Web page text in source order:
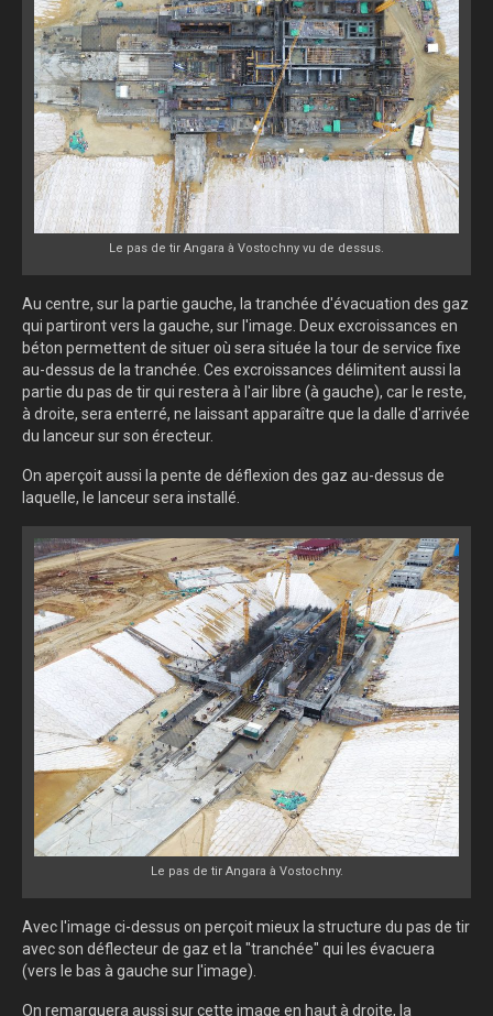
Le pas de tir Angara à Vostochny vu de dessus.
Au centre, sur la partie gauche, la tranchée d'évacuation des gaz
qui partiront vers la gauche, sur l'image. Deux excroissances en
béton permettent de situer où sera située la tour de service fixe
au-dessus de la tranchée. Ces excroissances délimitent aussi la
partie du pas de tir qui restera à l'air libre (à gauche), car le reste,
à droite, sera enterré, ne laissant apparaître que la dalle d'arrivée
du lanceur sur son érecteur.
On aperçoit aussi la pente de déflexion des gaz au-dessus de
laquelle, le lanceur sera installé.
Le pas de tir Angara à Vostochny.
Avec l'image ci-dessus on perçoit mieux la structure du pas de tir
avec son déflecteur de gaz et la "tranchée" qui les évacuera
(vers le bas à gauche sur l'image).
On remarquera aussi sur cette image en haut à droite, la